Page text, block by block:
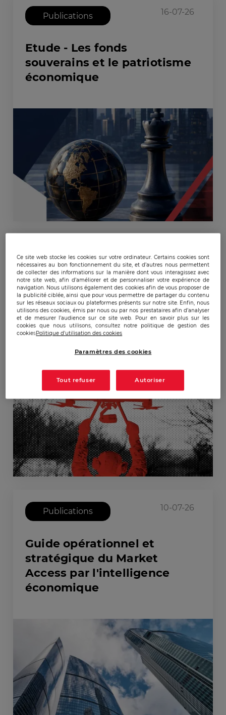
Publications 16-07-26
Etude - Les fonds
souverains et le patriotisme
économique
Publications 15-07-26
Etude - Robotisation du
champ de bataille : enjeux
de souveraineté pour la
France
Publications 10-07-26
Guide opérationnel et
stratégique du Market
Access par l'intelligence
économique
Ce site web stocke les cookies sur votre ordinateur. Certains cookies sont
nécessaires au bon fonctionnement du site, et d’autres nous permettent
de collecter des informations sur la manière dont vous interagissez avec
notre site web, afin d’améliorer et de personnaliser votre expérience de
navigation. Nous utilisons également des cookies afin de vous proposer de
la publicité ciblée, ainsi que pour vous permettre de partager du contenu
sur les réseaux sociaux ou plateformes présents sur notre site. Enfin, nous
utilisons des cookies, émis par nous ou par nos prestataires afin d’analyser
et de mesurer l’audience sur ce site web. Pour en savoir plus sur les
cookies que nous utilisons, consultez notre politique de gestion des
cookiesPolitique d'utilisation des cookies
Paramètres des cookies
Tout refuser Autoriser